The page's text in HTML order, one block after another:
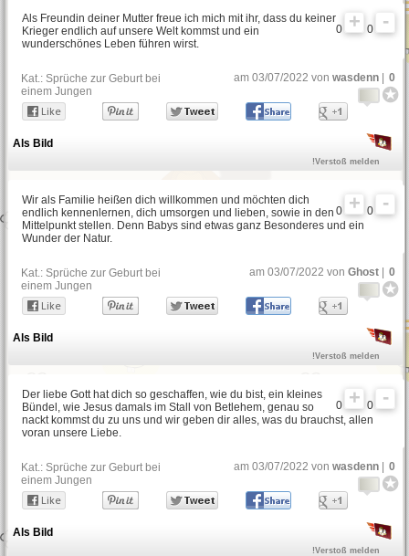
Weisheiten
Sinnlose Sprüche
Italienische Sprüche
Sarkastische Sprüche
0 0
Als Freundin deiner Mutter freue ich mich mit ihr, dass du keiner
Krieger endlich auf unsere Welt kommst und ein
wunderschönes Leben führen wirst.
Kat.:Sprüche zur Geburt bei
einem Jungen
am 03/07/2022 vonwasdenn 0
Als Bild
!Verstoß melden
0 0
Wir als Familie heißen dich willkommen und möchten dich
endlich kennenlernen, dich umsorgen und lieben, sowie in den
Mittelpunkt stellen. Denn Babys sind etwas ganz Besonderes und ein
Wunder der Natur.
Kat.:Sprüche zur Geburt bei
einem Jungen
am 03/07/2022 vonGhost 0
Als Bild
!Verstoß melden
0 0
Der liebe Gott hat dich so geschaffen, wie du bist, ein kleines
Bündel, wie Jesus damals im Stall von Betlehem, genau so
nackt kommst du zu uns und wir geben dir alles, was du brauchst, allen
voran unsere Liebe.
Kat.:Sprüche zur Geburt bei
einem Jungen
am 03/07/2022 vonwasdenn 0
Als Bild
!Verstoß melden